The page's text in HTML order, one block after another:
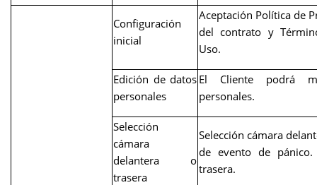
Configuración
inicial
Aceptación Política de
del contrato y
Uso.
Edición de datos
personales
El Cliente podrá
personales.
Selección
cámara
delantera o
trasera
Selección cámara
de evento de
trasera.